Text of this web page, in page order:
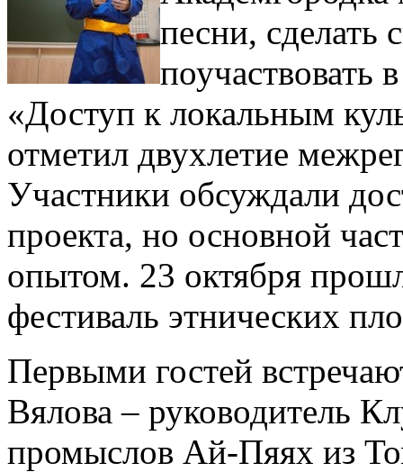
песни, сделать
поучаствовать
«Доступ к локальным
отметил двухлетие
Участники обсуждали
проекта, но основной
опытом. 23 октября
фестиваль этнических
Первыми гостей
Вялова – руководитель
промыслов Ай-Пяях из